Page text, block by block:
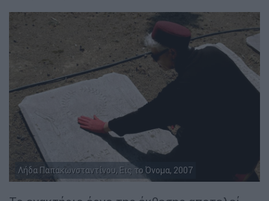
Λήδα Παπακωνσταντίνου, Εις το Όνομα, 2007